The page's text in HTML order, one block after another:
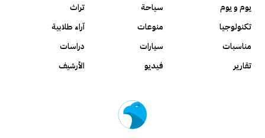
يوم و يوم
سياحة
تراث
تكنولوجيا
منوعات
آراء طلابية
مناسبات
سيارات
دراسات
تقارير
فيديو الأرشيف